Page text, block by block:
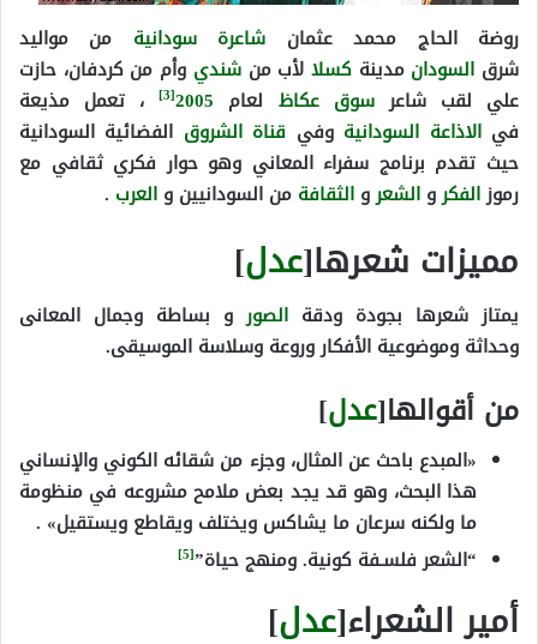
روضة الحاج محمد عثمان شاعرة سودانية من مواليد
شرق السودان مدينةكسلا لأب منشندي وأم من كردفان، حازت
علي لقب شاعرسوق عكاظ لعام 2005
[3] ، تعمل مذيعة
فيالاذاعة السودانية وفي قناة الشروق الفضائية السودانية
حيث تقدم برنامج سفراء المعاني وهو حوار فكري ثقافي مع
رموزالفكرو الشعرو الثقافة من السودانيين و العرب .
مميزات شعرها[عدل]
يمتاز شعرها بجودة ودقة الصورو بساطة وجمال المعانى
وحداثة وموضوعية الأفكار وروعة وسلاسة الموسيقى.
من أقوالها[عدل]
«المبدع باحث عن المثال، وجزء من شقائه الكوني والإنساني
هذا البحث، وهو قد يجد بعض ملامح مشروعه في منظومة
ما ولكنه سرعان ما يشاكس ويختلف ويقاطع ويستقيل» .
“الشعر فلسـفة كونية. ومنهج حياة”[5]
أمير الشعراء[عدل]